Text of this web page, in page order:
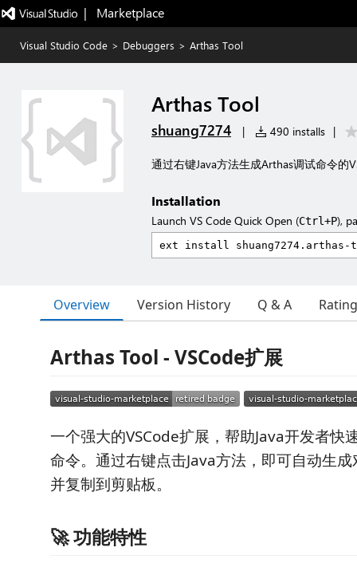
|   Marketplace
Visual Studio Code > Debuggers > Arthas Tool
Arthas Tool
shuang7274 | 490 installs |
通过右键Java方法生成Arthas调试命令的
Installation
Launch VS Code Quick Open (Ctrl+P),
Overview Version History Q & A
Arthas Tool - VSCode扩展
一个强大的VSCode扩展，帮助Java开发者快
命令。通过右键点击Java方法，即可自动生
并复制到剪贴板。
🚀 功能特性